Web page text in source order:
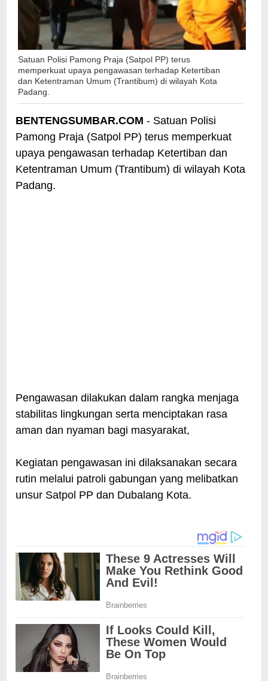
Satuan Polisi Pamong Praja (Satpol PP) terus
memperkuat upaya pengawasan terhadap Ketertiban
dan Ketentraman Umum (Trantibum) di wilayah Kota
Padang.
BENTENGSUMBAR.COM - Satuan Polisi
Pamong Praja (Satpol PP) terus memperkuat
upaya pengawasan terhadap Ketertiban dan
Ketentraman Umum (Trantibum) di wilayah Kota
Padang.
Pengawasan dilakukan dalam rangka menjaga
stabilitas lingkungan serta menciptakan rasa
aman dan nyaman bagi masyarakat,
Kegiatan pengawasan ini dilaksanakan secara
rutin melalui patroli gabungan yang melibatkan
unsur Satpol PP dan Dubalang Kota.